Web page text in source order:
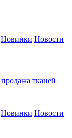
Новинки Новости
Новинки Новости